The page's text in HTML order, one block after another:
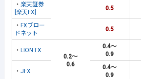
・ 楽天証券
[楽天FX]
0.5
・ FXブロー
ドネット
0.5
・ LION FX
0.2～
0.6
0.4～
0.9
・ JFX
0.4～
0.9